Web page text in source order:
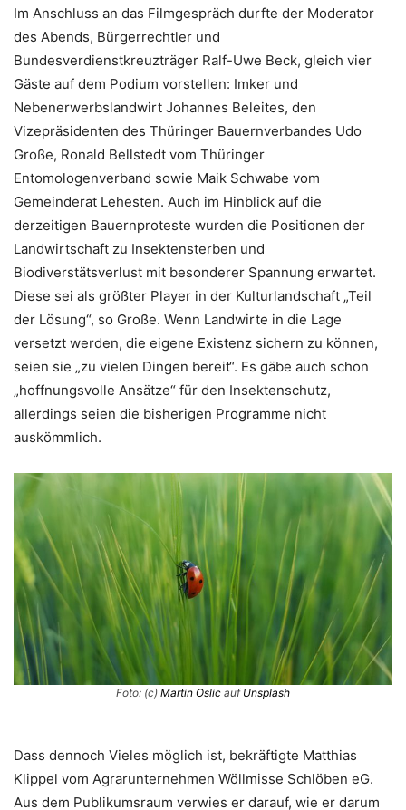
Im Anschluss an das Filmgespräch durfte der Moderator
des Abends, Bürgerrechtler und
Bundesverdienstkreuzträger Ralf-Uwe Beck, gleich vier
Gäste auf dem Podium vorstellen: Imker und
Nebenerwerbslandwirt Johannes Beleites, den
Vizepräsidenten des Thüringer Bauernverbandes Udo
Große, Ronald Bellstedt vom Thüringer
Entomologenverband sowie Maik Schwabe vom
Gemeinderat Lehesten. Auch im Hinblick auf die
derzeitigen Bauernproteste wurden die Positionen der
Landwirtschaft zu Insektensterben und
Biodiverstätsverlust mit besonderer Spannung erwartet.
Diese sei als größter Player in der Kulturlandschaft „Teil
der Lösung“, so Große. Wenn Landwirte in die Lage
versetzt werden, die eigene Existenz sichern zu können,
seien sie „zu vielen Dingen bereit“. Es gäbe auch schon
„hoffnungsvolle Ansätze“ für den Insektenschutz,
allerdings seien die bisherigen Programme nicht
auskömmlich.
Foto: (c) Martin Oslic auf Unsplash
Dass dennoch Vieles möglich ist, bekräftigte Matthias
Klippel vom Agrarunternehmen Wöllmisse Schlöben eG.
Aus dem Publikumsraum verwies er darauf, wie er darum